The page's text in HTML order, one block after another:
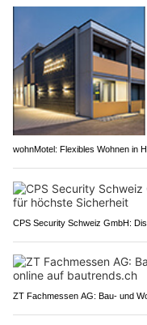
wohnMotel: Flexibles Wohnen in
CPS Security Schweiz GmbH:
ZT Fachmessen AG: Bau- und